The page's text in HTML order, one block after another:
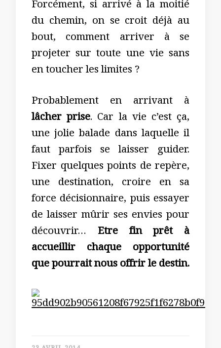
Forcément, si arrivé à la moitié
du chemin, on se croit déjà au
bout, comment arriver à se
projeter sur toute une vie sans
en toucher les limites ?
Probablement en arrivant à
lâcher prise. Car la vie c’est ça,
une jolie balade dans laquelle il
faut parfois se laisser guider.
Fixer quelques points de repère,
une destination, croire en sa
force décisionnaire, puis essayer
de laisser mûrir ses envies pour
découvrir… Etre fin prêt à
accueillir chaque opportunité
que pourrait nous offrir le destin.